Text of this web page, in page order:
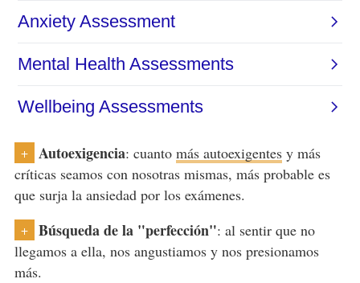
+ Autoexigencia: cuanto más autoexigentesy más
críticas seamos con nosotras mismas, más probable es
que surja la ansiedad por los exámenes.
+ Búsqueda de la "perfección": al sentir que no
llegamos a ella, nos angustiamos y nos presionamos
más.